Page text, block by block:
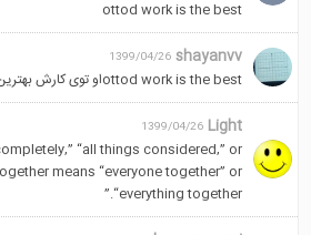
ottod work is the best
shayanvv
1399/04/26
ottod work is the bestاو توی کارش بهترین است
Light
1399/04/26
“all things considered,” or
means “everyone together” or
“everything together.”